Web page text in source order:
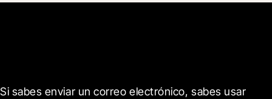
Si sabes enviar un correo electrónico, sabes usar